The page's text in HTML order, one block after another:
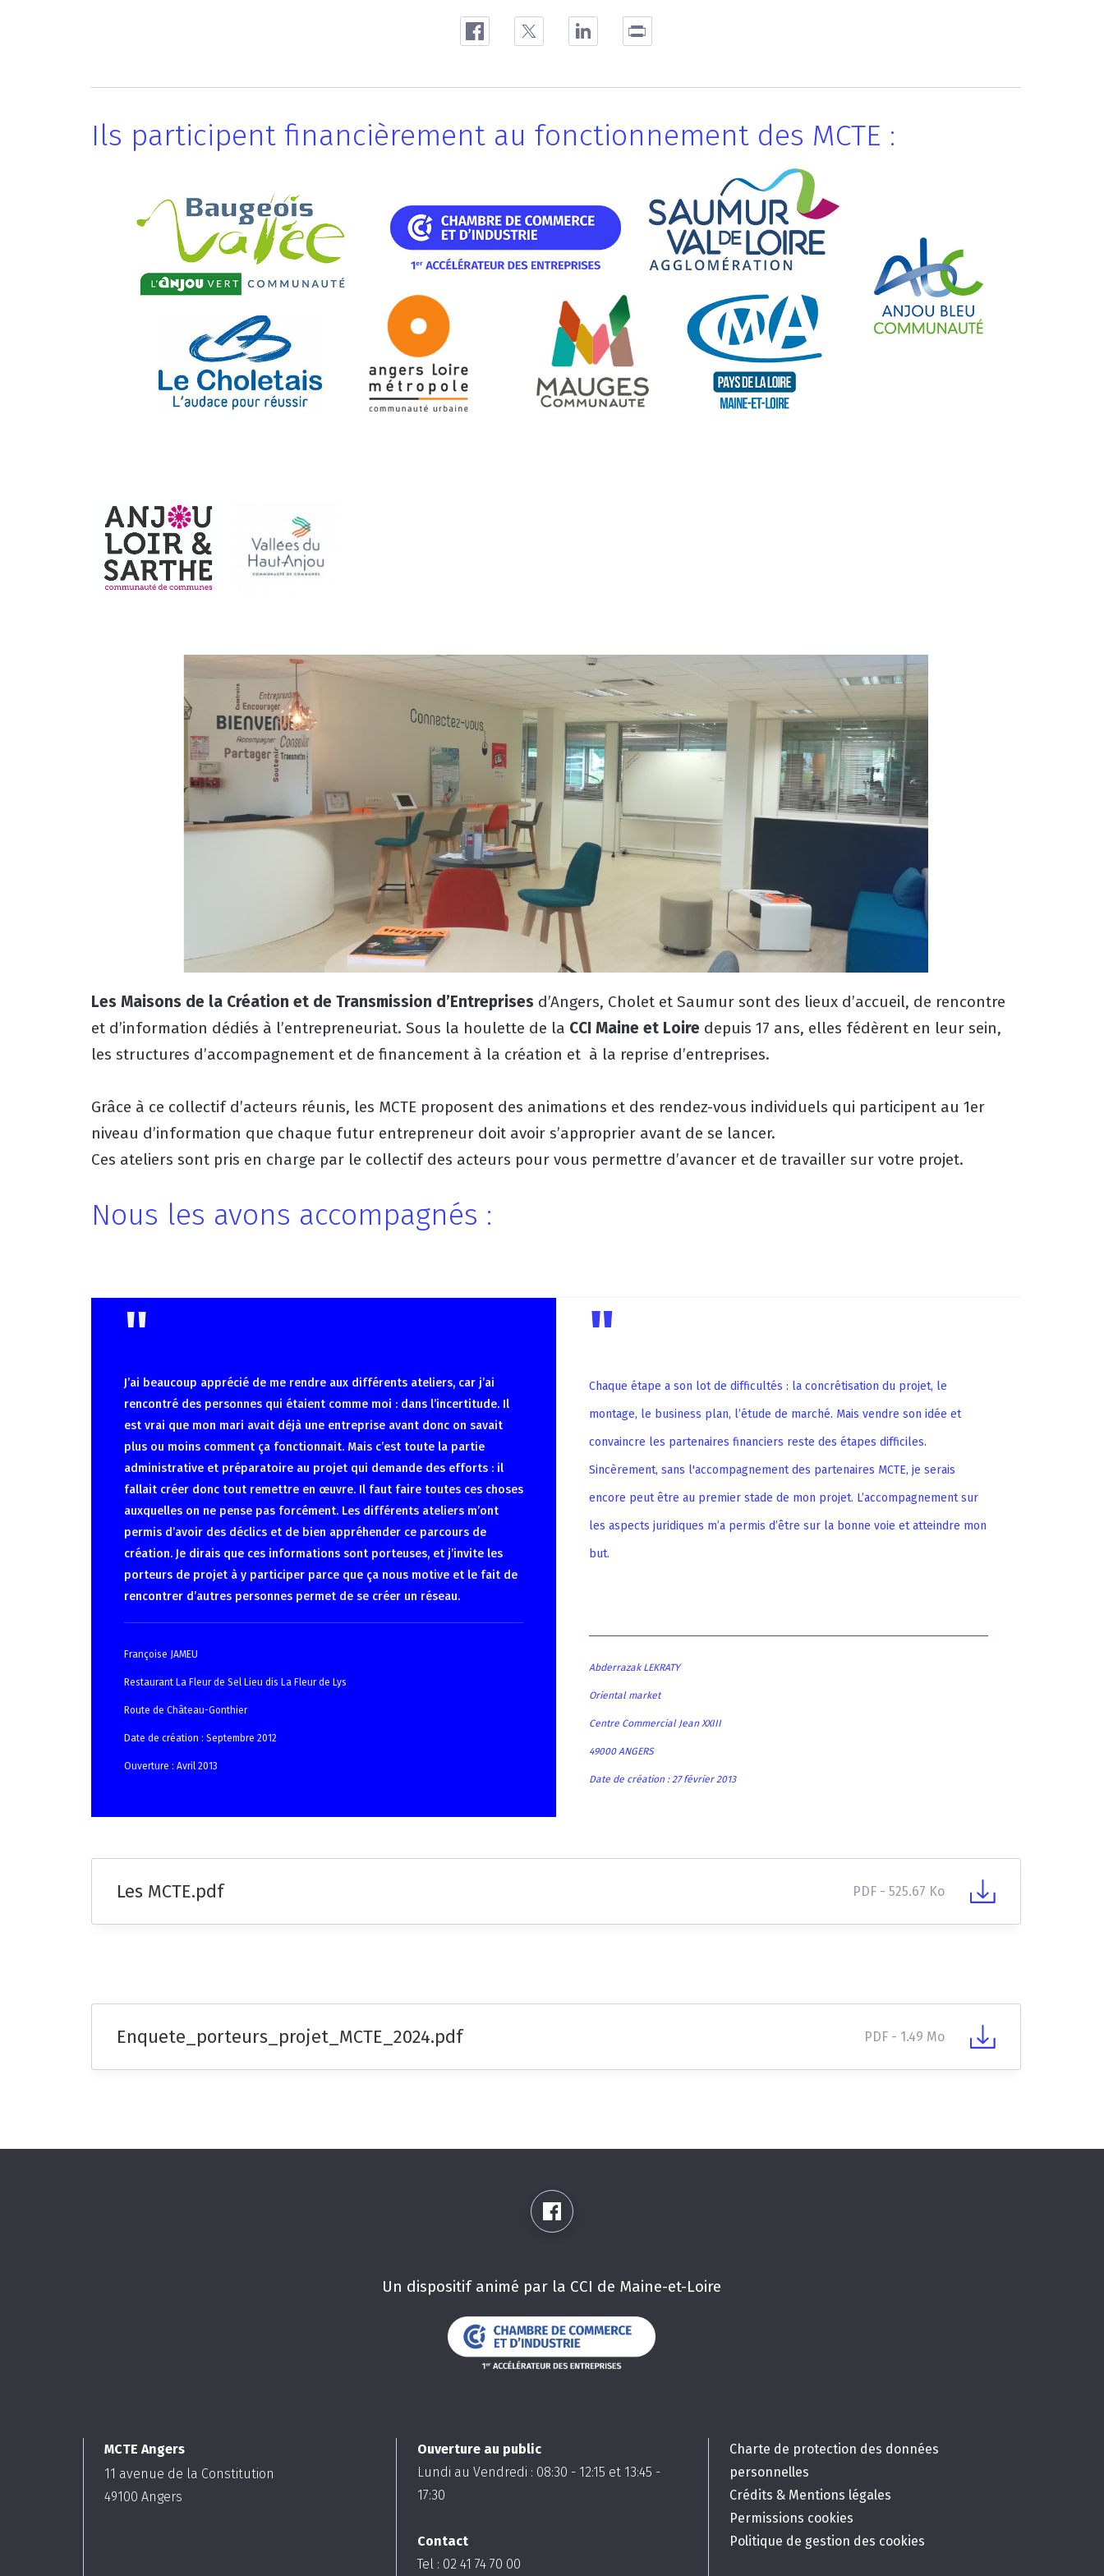
Ils participent financièrement au fonctionnement des MCTE :
Les Maisons de la Création et de Transmission d’Entreprises d’Angers, Cholet et Saumur sont des lieux d’accueil, de rencontre
et d’information dédiés à l’entrepreneuriat. Sous la houlette de la CCI Maine et Loire depuis 17 ans, elles fédèrent en leur sein,
les structures d’accompagnement et de financement à la création et à la reprise d’entreprises.
Grâce à ce collectif d’acteurs réunis, les MCTE proposent des animations et des rendez-vous individuels qui participent au 1er
niveau d’information que chaque futur entrepreneur doit avoir s’approprier avant de se lancer.
Ces ateliers sont pris en charge par le collectif des acteurs pour vous permettre d’avancer et de travailler sur votre projet.
Nous les avons accompagnés :
"
J’ai beaucoup apprécié de me rendre aux différents ateliers, car j’ai
rencontré des personnes qui étaient comme moi : dans l’incertitude. Il
est vrai que mon mari avait déjà une entreprise avant donc on savait
plus ou moins comment ça fonctionnait. Mais c’est toute la partie
administrative et préparatoire au projet qui demande des efforts : il
fallait créer donc tout remettre en œuvre. Il faut faire toutes ces choses
auxquelles on ne pense pas forcément. Les différents ateliers m’ont
permis d’avoir des déclics et de bien appréhender ce parcours de
création. Je dirais que ces informations sont porteuses, et j’invite les
porteurs de projet à y participer parce que ça nous motive et le fait de
rencontrer d’autres personnes permet de se créer un réseau.
Françoise JAMEU
Restaurant La Fleur de Sel Lieu dis La Fleur de Lys
Route de Château-Gonthier
Date de création : Septembre 2012
Ouverture : Avril 2013
"
Chaque étape a son lot de difficultés : la concrétisation du projet, le
montage, le business plan, l’étude de marché. Mais vendre son idée et
convaincre les partenaires financiers reste des étapes difficiles.
Sincèrement, sans l'accompagnement des partenaires MCTE, je serais
encore peut être au premier stade de mon projet. L’accompagnement sur
les aspects juridiques m’a permis d’être sur la bonne voie et atteindre mon
but.
Abderrazak LEKRATY
Oriental market
Centre Commercial Jean XXIII
49000 ANGERS
Date de création : 27 février 2013
Les MCTE.pdf PDF - 525.67 Ko
Enquete_porteurs_projet_MCTE_2024.pdf PDF - 1.49 Mo
Un dispositif animé par la CCI de Maine-et-Loire
MCTE Angers
11 avenue de la Constitution
49100 Angers
Ouverture au public
Lundi au Vendredi : 08:30 - 12:15 et 13:45 -
17:30
Contact
Tel : 02 41 74 70 00
Charte de protection des données
personnelles
Crédits & Mentions légales
Permissions cookies
Politique de gestion des cookies